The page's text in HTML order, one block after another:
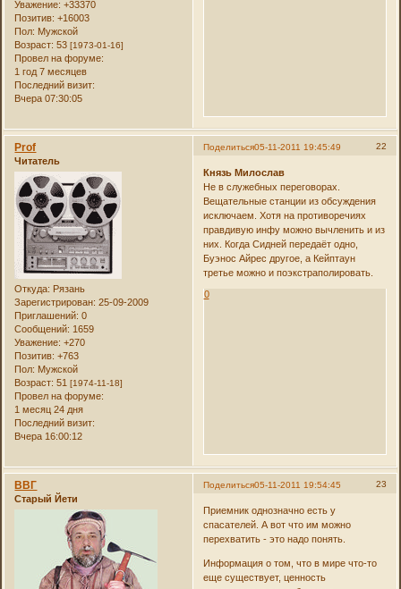
Уважение: +33370
Позитив: +16003
Пол: Мужской
Возраст: 53[1973-01-16]
Провел на форуме:
1 год 7 месяцев
Последний визит:
Вчера 07:30:05
Поделиться 22
05-11-2011 19:45:49
Prof
Читатель
Откуда: Рязань
Зарегистрирован: 25-09-2009
Приглашений: 0
Сообщений: 1659
Уважение: +270
Позитив: +763
Пол: Мужской
Возраст: 51[1974-11-18]
Провел на форуме:
1 месяц 24 дня
Последний визит:
Вчера 16:00:12
Князь Милослав
Не в служебных переговорах.
Вещательные станции из обсуждения
исключаем. Хотя на противоречиях
правдивую инфу можно вычленить и из
них. Когда Сидней передаёт одно,
Буэнос Айрес другое, а Кейптаун
третье можно и поэкстраполировать.
0
Поделиться 23
05-11-2011 19:54:45
ВВГ
Старый Йети
Приемник однозначно есть у
спасателей. А вот что им можно
перехватить - это надо понять.
Информация о том, что в мире что-то
еще существует, ценность